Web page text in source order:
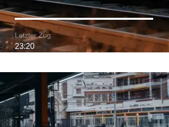
Letzter Zug:
23:20